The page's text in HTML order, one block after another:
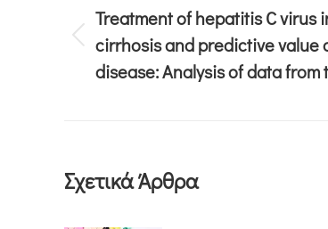
Treatment of hepatitis C
cirrhosis and predictive value
disease: Analysis of data
Σχετικά Άρθρα